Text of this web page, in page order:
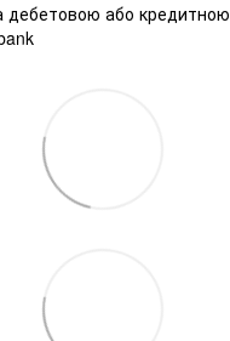
дебетовою або кредитною